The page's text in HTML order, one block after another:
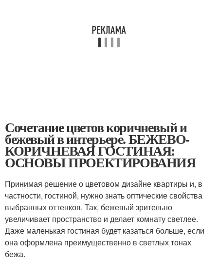
Сочетание цветов коричневый и
бежевый в интерьере. БЕЖЕВО-
КОРИЧНЕВАЯ ГОСТИНАЯ:
ОСНОВЫ ПРОЕКТИРОВАНИЯ
Принимая решение о цветовом дизайне квартиры и, в
частности, гостиной, нужно знать оптические свойства
выбранных оттенков. Так, бежевый зрительно
увеличивает пространство и делает комнату светлее.
Даже маленькая гостиная будет казаться больше, если
она оформлена преимущественно в светлых тонах
бежа.